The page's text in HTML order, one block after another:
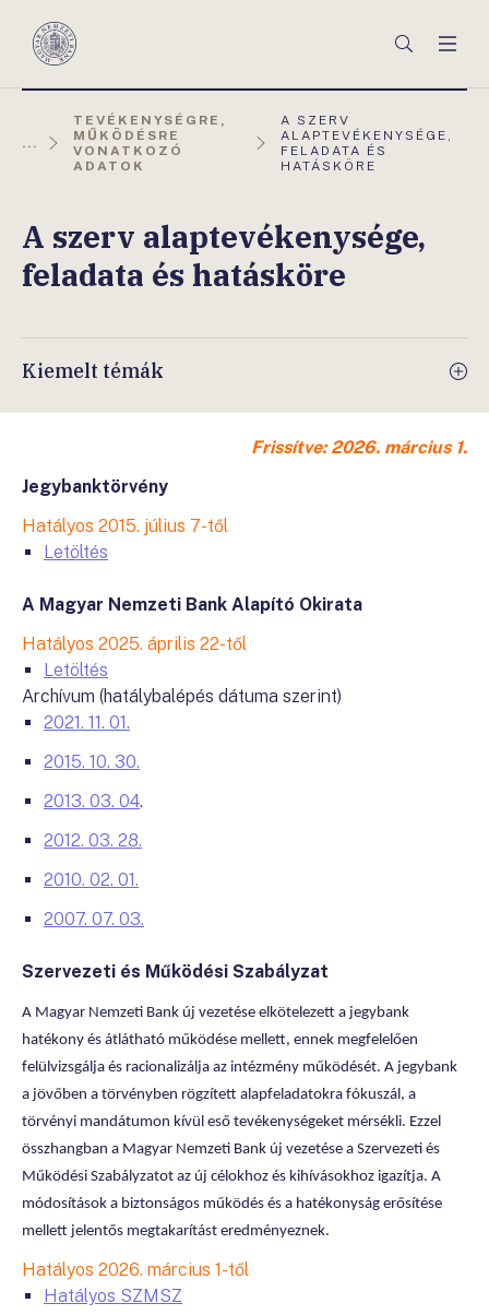
Magyar
Keresés
...
TEVÉKENYSÉGRE,
MŰKÖDÉSRE
VONATKOZÓ
ADATOK
AKTUÁLIS
OLDAL:
A SZERV
ALAPTEVÉKENYSÉGE,
FELADATA ÉS
HATÁSKÖRE
A szerv alaptevékenysége,
feladata és hatásköre
Kiemelt témák
Frissítve: 2026. március 1.
Jegybanktörvény
Hatályos 2015. július 7-től
Letöltés
A Magyar Nemzeti Bank Alapító Okirata
Hatályos 2025. április 22-től
Letöltés
Archívum (hatálybalépés dátuma szerint)
2021. 11. 01.
2015. 10. 30.
2013. 03. 04.
2012. 03. 28.
2010. 02. 01.
2007. 07. 03.
Szervezeti és Működési Szabályzat
A Magyar Nemzeti Bank új vezetése elkötelezett a jegybank
hatékony és átlátható működése mellett, ennek megfelelően
felülvizsgálja és racionalizálja az intézmény működését. A jegybank
a jövőben a törvényben rögzített alapfeladatokra fókuszál, a
törvényi mandátumon kívül eső tevékenységeket mérsékli. Ezzel
összhangban a Magyar Nemzeti Bank új vezetése a Szervezeti és
Működési Szabályzatot az új célokhoz és kihívásokhoz igazítja. A
módosítások a biztonságos működés és a hatékonyság erősítése
mellett jelentős megtakarítást eredményeznek.
Hatályos 2026. március 1-től
Hatályos SZMSZ